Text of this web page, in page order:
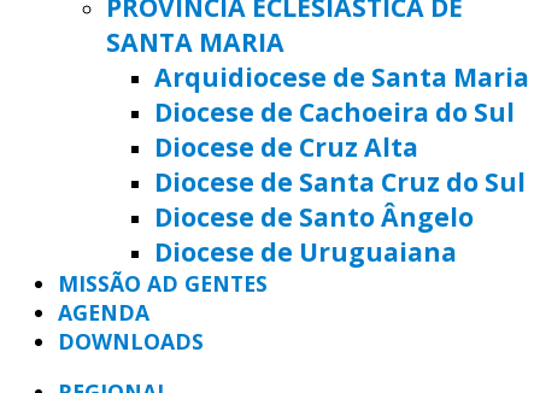
SANTA MARIA
Arquidiocese de Santa Maria
Diocese de Cachoeira do Sul
Diocese de Cruz Alta
Diocese de Santa Cruz do Sul
Diocese de Santo Ângelo
Diocese de Uruguaiana
MISSÃO AD GENTES
AGENDA
DOWNLOADS